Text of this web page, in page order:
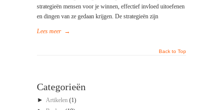
strategieën mensen voor je winnen, effectief invloed uitoefenen
en dingen van ze gedaan krijgen. De strategieën zijn
Lees meer →
Back to Top
Categorieën
► Artikelen (1)